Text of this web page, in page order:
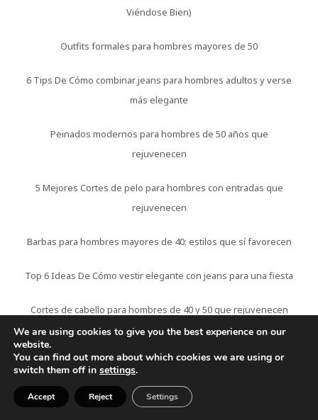
Viéndose Bien)
Outfits formales para hombres mayores de 50
6 Tips De Cómo combinar jeans para hombres adultos y verse
más elegante
Peinados modernos para hombres de 50 años que
rejuvenecen
5 Mejores Cortes de pelo para hombres con entradas que
rejuvenecen
Barbas para hombres mayores de 40: estilos que sí favorecen
Top 6 Ideas De Cómo vestir elegante con jeans para una fiesta
Cortes de cabello para hombres de 40 y 50 que rejuvenecen
Cómo verse más joven siendo hombre después de los 45 (tips
reales)
7 Ideas De Cómo vestir si tienes caderas anchas y eres bajita
We are using cookies to give you the best experience on our
website.
You can find out more about which cookies we are using or
switch them off in settings.
Accept Reject Settings